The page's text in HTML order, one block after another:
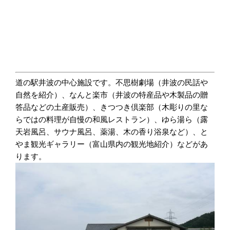
道の駅井波の中心施設です。不思樹劇場（井波の民話や
自然を紹介）、なんと楽市（井波の特産品や木製品の贈
答品などの土産販売）、きつつき倶楽部（木彫りの里な
らではの料理が自慢の和風レストラン）、ゆら湯ら（露
天岩風呂、サウナ風呂、薬湯、木の香り浴泉など）、と
やま観光ギャラリー（富山県内の観光地紹介）などがあ
ります。